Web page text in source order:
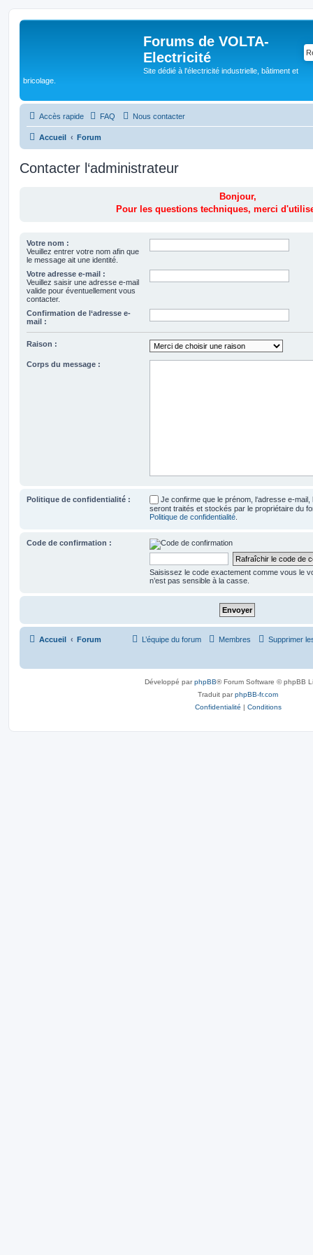
Forums de VOLTA-
Electricité
Site dédié à l'électricité industrielle, bâtiment et
bricolage.
Accès rapide FAQ Nous contacter
Accueil Forum
Contacter l‘administrateur
Bonjour,
Pour les questions techniques, merci
Votre nom :
Veuillez entrer votre nom afin que
le message ait une identité.
Votre adresse e-mail :
Veuillez saisir une adresse e-mail
valide pour éventuellement vous
contacter.
Confirmation de l‘adresse e-
mail :
Raison :
Corps du message :
Politique de confidentialité :
Je confirme que le prénom, l‘adresse e-
seront traités et stockés par le propriétaire du
Politique de confidentialité
Code de confirmation :
Saisissez le code exactement comme vous le
n’est pas sensible à la casse.
Accueil Forum Supprimer
Membres
L’équipe du forum
Développé parphpBB® Forum Software © phpBB
Traduit parphpBB-fr.com
Confidentialité | Conditions